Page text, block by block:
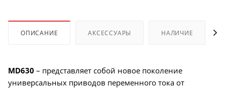
ОПИСАНИЕ АКСЕССУАРЫ НАЛИЧИЕ
MD630 – представляет собой новое поколение
универсальных приводов переменного тока от